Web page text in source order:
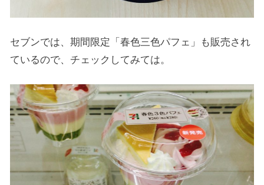
セブンでは、期間限定「春色三色パフェ」も販売され
ているので、チェックしてみては。